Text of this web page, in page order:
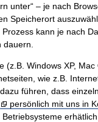
unter“ – je nach
Speicherort
kann je nach
(z.B. Windows XP,
wie z.B.
führen, dass
persönlich mit uns in
erhätlich